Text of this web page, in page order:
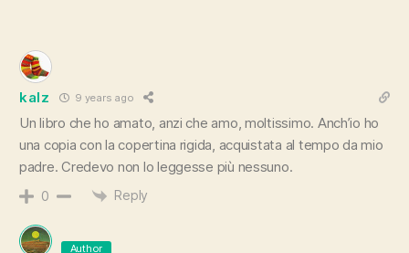
kalz 9 years ago
Un libro che ho amato, anzi che amo, moltissimo. Anch’io ho
una copia con la copertina rigida, acquistata al tempo da mio
padre. Credevo non lo leggesse più nessuno.
0 Reply
Author